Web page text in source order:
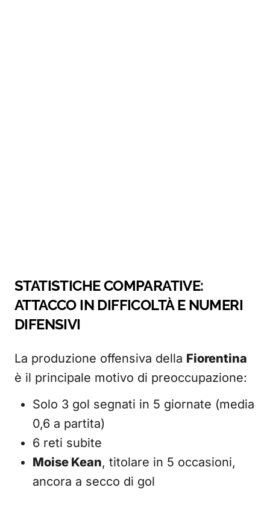
STATISTICHE COMPARATIVE:
ATTACCO IN DIFFICOLTÀ E NUMERI
DIFENSIVI
La produzione offensiva della Fiorentina
è il principale motivo di preoccupazione:
Solo 3 gol segnati in 5 giornate (media
0,6 a partita)
6 reti subite
Moise Kean, titolare in 5 occasioni,
ancora a secco di gol